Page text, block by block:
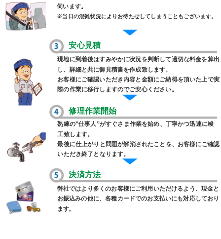
伺います。
※当日の混雑状況によりお待たせしてしまうこともございます。
現地に到着後はすみやかに状況を判断して適切な料金を算出
し、詳細と共に御見積書を作成致します。
お客様にご確認いただき内容と金額にご納得を頂いた上で実
際の作業に移行しますのでご安心ください。
熟練の”仕事人”がすぐさま作業を始め、丁寧かつ迅速に竣
工致します。
最後に仕上がりと問題が解消されたことを、お客様にご確認
いただき終了となります。
弊社ではより多くのお客様にご利用いただけるよう、現金と
お振込みの他に、各種カードでのお支払いにも対応しており
ます。
安心見積
修理作業開始
決済方法